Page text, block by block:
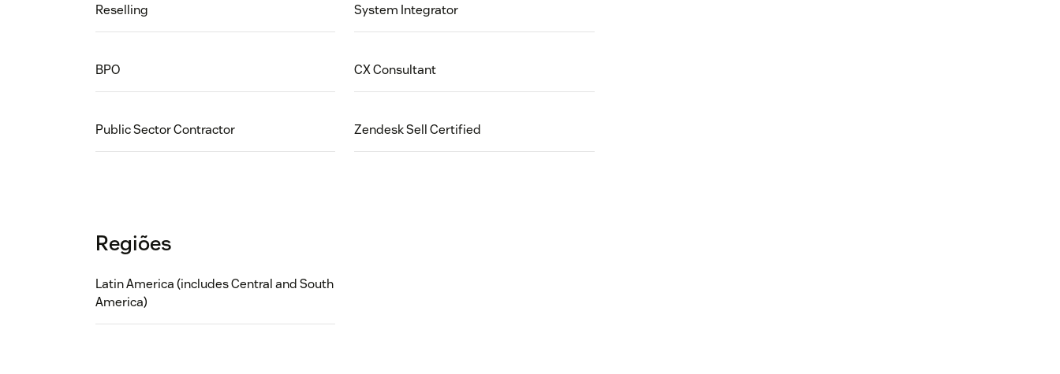
Reselling System Integrator
BPO CX Consultant
Public Sector Contractor Zendesk Sell Certified
Regiões
Latin America (includes Central and South
America)